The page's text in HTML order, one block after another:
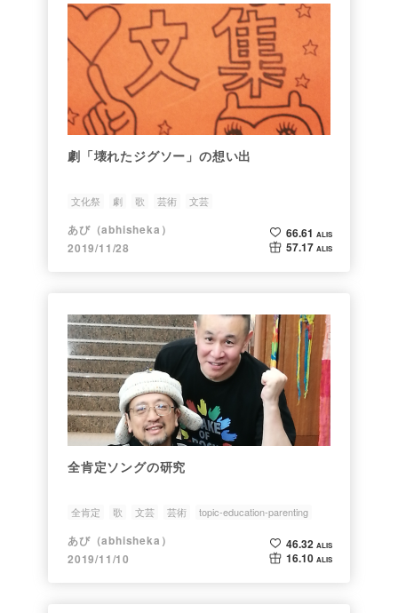
劇「壊れたジグソー」の想い出
文化祭 劇 歌 芸術 文芸
あび（abhisheka）
2019/11/28
66.61 ALIS
57.17 ALIS
全肯定ソングの研究
全肯定 歌 文芸 芸術 topic-education-parenting
あび（abhisheka）
2019/11/10
46.32 ALIS
16.10 ALIS